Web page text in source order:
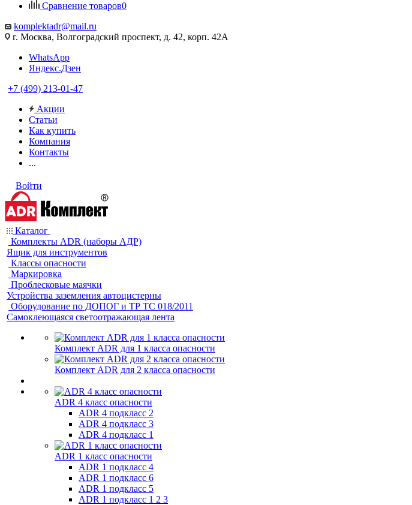
Сравнение товаров0
komplektadr@mail.ru
г. Москва, Волгоградский проспект, д. 42, корп. 42А
WhatsApp
Яндекс.Дзен
+7 (499) 213-01-47
Акции
Статьи
Как купить
Компания
Контакты
...
Войти
Каталог
Комплекты ADR (наборы АДР)
Ящик для инструментов
Классы опасности
Маркировка
Проблесковые маячки
Устройства заземления автоцистерны
Оборудование по ДОПОГ и ТР ТС 018/2011
Самоклеющаяся светоотражающая лента
Комплект ADR для 1 класса опасности
Комплект ADR для 2 класса опасности
ADR 4 класс опасности
ADR 4 подкласс 2
ADR 4 подкласс 3
ADR 4 подкласс 1
ADR 1 класс опасности
ADR 1 подкласс 4
ADR 1 подкласс 6
ADR 1 подкласс 5
ADR 1 подкласс 1 2 3